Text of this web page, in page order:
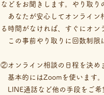
などをお聞きします。やり取
あなたが安心してオンライン
る時間がなければ、すぐにオ
この事前やり取りに回数制限
②オンライン相談の日程を決め
基本的にはZoomを使います
LINE通話など他の手段をご希